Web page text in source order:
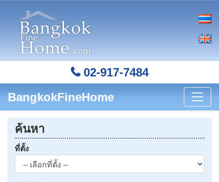
02-917-7484
BangkokFineHome
ค้นหา
ที่ตั้ง